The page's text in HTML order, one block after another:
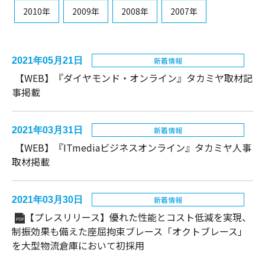
2010年 2009年 2008年 2007年
2021年05月21日 新着情報
【WEB】『ダイヤモンド・オンライン』タカミヤ取材記
事掲載
2021年03月31日 新着情報
【WEB】『ITmediaビジネスオンライン』タカミヤ人事
取材掲載
2021年03月30日 新着情報
PDF
【プレスリリース】優れた性能とコスト低減を実現、
制振効果も備えた座屈拘束ブレース「オクトブレース」
を大型物流倉庫において初採用